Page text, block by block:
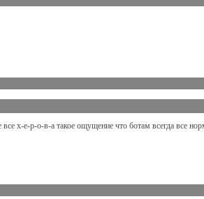
все х-е-р-о-в-а такое ощущение что ботам всегда все